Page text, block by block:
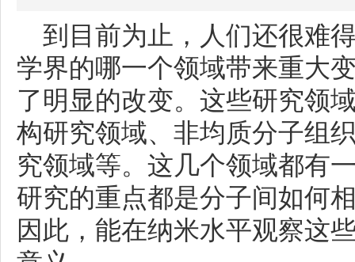
到目前为止，人们还很难
学界的哪一个领域带来重大
了明显的改变。这些研究领
构研究领域、非均质分子组
究领域等。这几个领域都有
研究的重点都是分子间如何
因此，能在纳米水平观察这